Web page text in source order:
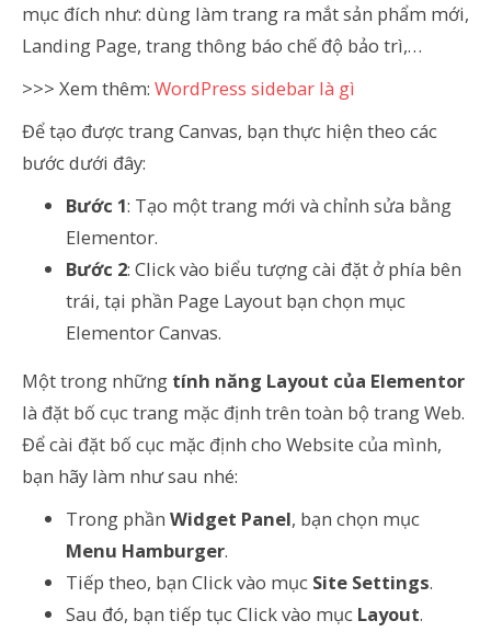
mục đích như: dùng làm trang ra mắt sản phẩm mới,
Landing Page, trang thông báo chế độ bảo trì,…
>>> Xem thêm: WordPress sidebar là gì
Để tạo được trang Canvas, bạn thực hiện theo các
bước dưới đây:
Bước 1: Tạo một trang mới và chỉnh sửa bằng
Elementor.
Bước 2: Click vào biểu tượng cài đặt ở phía bên
trái, tại phần Page Layout bạn chọn mục
Elementor Canvas.
Một trong những tính năng Layout của Elementor
là đặt bố cục trang mặc định trên toàn bộ trang Web.
Để cài đặt bố cục mặc định cho Website của mình,
bạn hãy làm như sau nhé:
Trong phần Widget Panel, bạn chọn mục
Menu Hamburger.
Tiếp theo, bạn Click vào mục Site Settings.
Sau đó, bạn tiếp tục Click vào mục Layout.